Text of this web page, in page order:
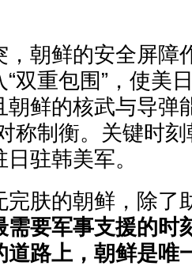
，朝鲜的安全屏障
双重包围”，使美
鲜的核武与导弹
称制衡。关键时
驻韩美军。
完肤的朝鲜，除了
需要军事支援的时
道路上，朝鲜是唯